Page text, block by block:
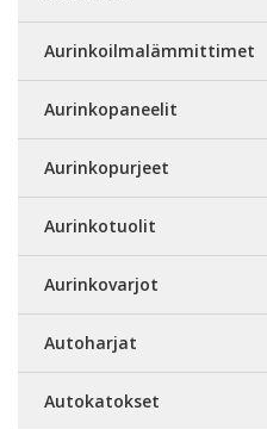
Aurinkoilmalämmittimet
Aurinkopaneelit
Aurinkopurjeet
Aurinkotuolit
Aurinkovarjot
Autoharjat
Autokatokset